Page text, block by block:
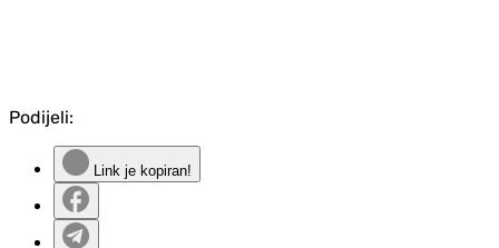
Podijeli:
Link je kopiran!